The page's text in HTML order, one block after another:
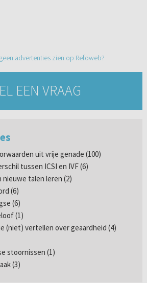
advertenties zien op Refoweb?
EEN VRAAG
uit vrije genade (100)
tussen ICSI en IVF (6)
nieuwe talen leren (2)
(6)
(6)
(1)
(niet) vertellen over geaardheid (4)
stoornissen (1)
(3)